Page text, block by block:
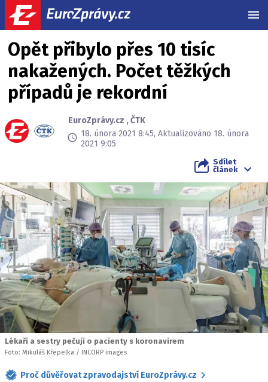
Opět přibylo přes 10 tisíc
nakažených. Počet těžkých
případů je rekordní
EuroZprávy.cz ,ČTK
18. února 2021 8:45, Aktualizováno 18. února
2021 9:05
Sdílet
článek
Lékaři a sestry pečují o pacienty s koronavirem
Foto: Mikuláš Křepelka / INCORP images
Proč důvěřovat zpravodajství EuroZprávy.cz